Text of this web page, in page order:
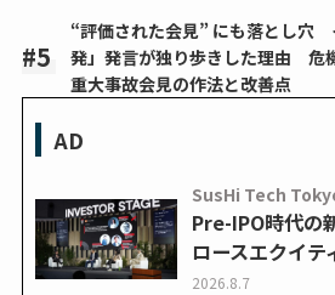
“評価された会見” にも落とし穴
発」発言が独り歩きした理由 危
重大事故会見の作法と改善点
AD
SusHi Tech
Pre-IPO時代の
ロースエクイ
2026.8.7